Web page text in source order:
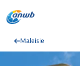
Maleisie